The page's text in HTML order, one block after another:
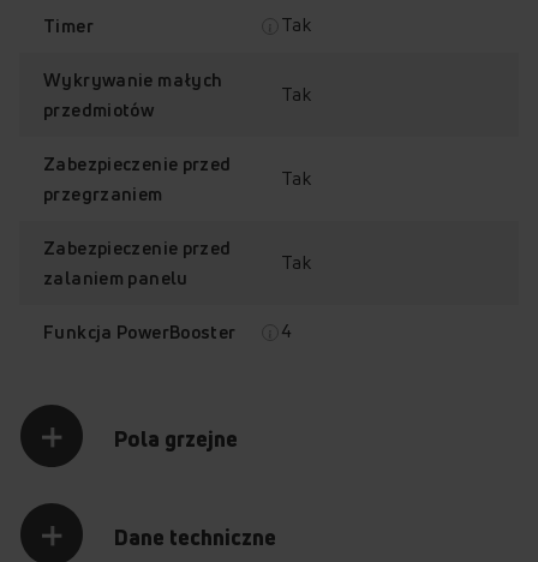
Timer Tak
Wykrywanie małych
przedmiotów
Tak
Zabezpieczenie przed
przegrzaniem
Tak
Zabezpieczenie przed
zalaniem panelu
Tak
Funkcja PowerBooster 4
Pola grzejne
Dane techniczne